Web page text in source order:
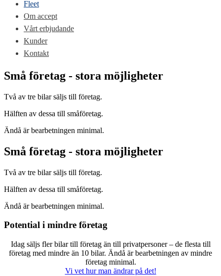
Fleet
Om accept
Vårt erbjudande
Kunder
Kontakt
Små företag - stora möjligheter
Två av tre bilar säljs till företag.
Hälften av dessa till småföretag.
Ändå är bearbetningen minimal.
Små företag - stora möjligheter
Två av tre bilar säljs till företag.
Hälften av dessa till småföretag.
Ändå är bearbetningen minimal.
Potential i mindre företag
Idag säljs fler bilar till företag än till privatpersoner – de flesta till
företag med mindre än 10 bilar. Ändå är bearbetningen av mindre
företag minimal.
Vi vet hur man ändrar på det!